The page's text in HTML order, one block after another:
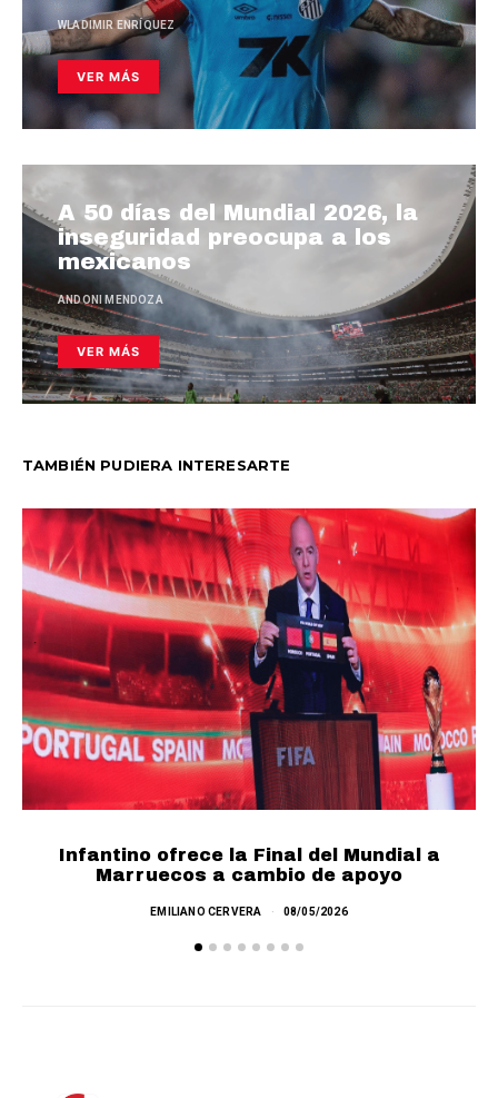
WLADIMIR ENRÍQUEZ
VER MÁS
A 50 días del Mundial 2026, la
inseguridad preocupa a los
mexicanos
ANDONI MENDOZA
VER MÁS
TAMBIÉN PUDIERA INTERESARTE
Infantino ofrece la Final del Mundial a
Marruecos a cambio de apoyo
EMILIANO CERVERA 08/05/2026